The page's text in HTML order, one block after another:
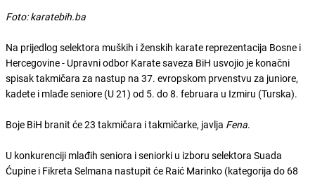
Foto: karatebih.ba
Na prijedlog selektora muških i ženskih karate reprezentacija Bosne i
Hercegovine - Upravni odbor Karate saveza BiH usvojio je konačni
spisak takmičara za nastup na 37. evropskom prvenstvu za juniore,
kadete i mlađe seniore (U 21) od 5. do 8. februara u Izmiru (Turska).
Boje BiH branit će 23 takmičara i takmičarke, javlja Fena.
U konkurenciji mlađih seniora i seniorki u izboru selektora Suada
Ćupine i Fikreta Selmana nastupit će Raić Marinko (kategorija do 68